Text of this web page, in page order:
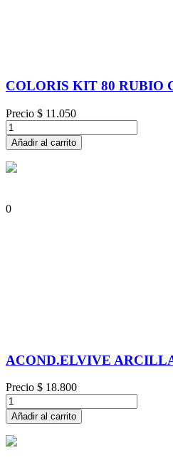
COLORIS KIT 80 RUBIO
Precio $ 11.050
Añadir al carrito
0
ACOND.ELVIVE
Precio $ 18.800
Añadir al carrito